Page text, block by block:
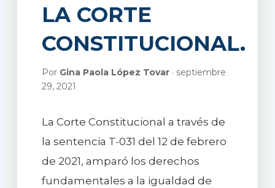
LA CORTE
CONSTITUCIONAL.
Por Gina Paola López Tovar· septiembre
29, 2021
La Corte Constitucional a través de
la sentencia T-031 del 12 de febrero
de 2021, amparó los derechos
fundamentales a la igualdad de